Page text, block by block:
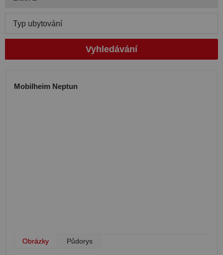
Typ ubytování
Vyhledávání
Mobilheim Neptun
Obrázky Půdorys